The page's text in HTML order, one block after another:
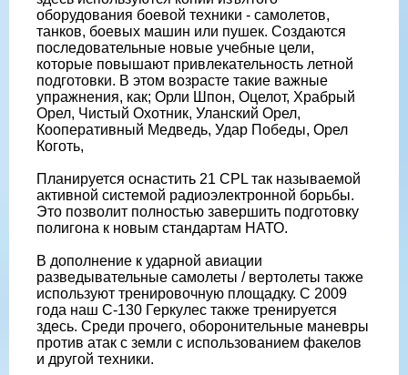
оборудования боевой техники - самолетов,
танков, боевых машин или пушек. Создаются
последовательные новые учебные цели,
которые повышают привлекательность летной
подготовки. В этом возрасте такие важные
упражнения, как; Орли Шпон, Оцелот, Храбрый
Орел, Чистый Охотник, Уланский Орел,
Кооперативный Медведь, Удар Победы, Орел
Коготь,
Планируется оснастить 21 CPL так называемой
активной системой радиоэлектронной борьбы.
Это позволит полностью завершить подготовку
полигона к новым стандартам НАТО.
В дополнение к ударной авиации
разведывательные самолеты / вертолеты также
используют тренировочную площадку. С 2009
года наш C-130 Геркулес также тренируется
здесь. Среди прочего, оборонительные маневры
против атак с земли с использованием факелов
и другой техники.